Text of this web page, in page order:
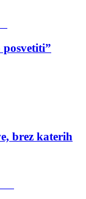
posvetiti”
brez katerih